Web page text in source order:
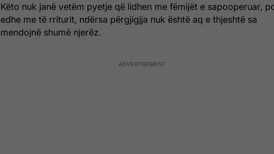
Këto nuk janë vetëm pyetje që lidhen me fëmijët e sapooperuar,
edhe me të rriturit, ndërsa përgjigjja nuk është aq e thjeshtë sa
mendojnë shumë njerëz.